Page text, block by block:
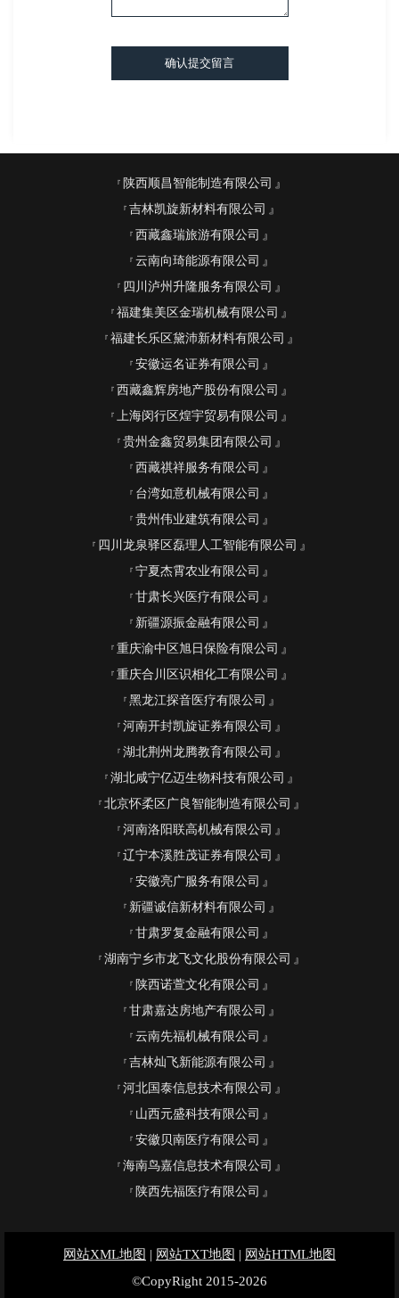
确认提交留言
陕西顺昌智能制造有限公司
吉林凯旋新材料有限公司
西藏鑫瑞旅游有限公司
云南向琦能源有限公司
四川泸州升隆服务有限公司
福建集美区金瑞机械有限公司
福建长乐区黛沛新材料有限公司
安徽运名证券有限公司
西藏鑫辉房地产股份有限公司
上海闵行区煌宇贸易有限公司
贵州金鑫贸易集团有限公司
西藏祺祥服务有限公司
台湾如意机械有限公司
贵州伟业建筑有限公司
四川龙泉驿区磊理人工智能有限公司
宁夏杰霄农业有限公司
甘肃长兴医疗有限公司
新疆源振金融有限公司
重庆渝中区旭日保险有限公司
重庆合川区识相化工有限公司
黑龙江探音医疗有限公司
河南开封凯旋证券有限公司
湖北荆州龙腾教育有限公司
湖北咸宁亿迈生物科技有限公司
北京怀柔区广良智能制造有限公司
河南洛阳联高机械有限公司
辽宁本溪胜茂证券有限公司
安徽亮广服务有限公司
新疆诚信新材料有限公司
甘肃罗复金融有限公司
湖南宁乡市龙飞文化股份有限公司
陕西诺萱文化有限公司
甘肃嘉达房地产有限公司
云南先福机械有限公司
吉林灿飞新能源有限公司
河北国泰信息技术有限公司
山西元盛科技有限公司
安徽贝南医疗有限公司
海南鸟嘉信息技术有限公司
陕西先福医疗有限公司
网站XML地图 | 网站TXT地图 | 网站HTML地图
©CopyRight 2015-2026